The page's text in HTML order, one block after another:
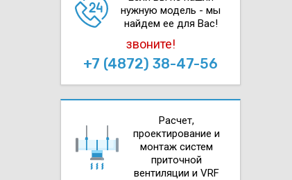
нужную модель - мы
найдем ее для Вас!
звоните!
+7 (4872) 38-47-56
Расчет,
проектирова­ние и
монтаж систем
приточной
вентиляции и VRF